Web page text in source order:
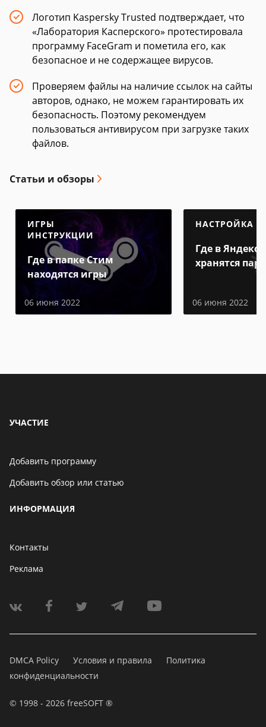
Логотип Kaspersky Trusted подтверждает, что
«Лаборатория Касперского» протестировала
программу FaceGram и пометила его, как
безопасное и не содержащее вирусов.
Проверяем файлы на наличие ссылок на сайты
авторов, однако, не можем гарантировать их
безопасность. Поэтому рекомендуем
пользоваться антивирусом при загрузке таких
файлов.
Статьи и обзоры
ИГРЫ
ИНСТРУКЦИИ
Где в папке Стим
находятся игры
06 июня 2022
НАСТРОЙКА
Где в Яндекс
хранятся
06 июня 2022
УЧАСТИЕ
Добавить программу
Добавить обзор или статью
ИНФОРМАЦИЯ
Контакты
Реклама
DMCA Policy Условия и правила
Политика
конфиденциальности
© 1998 - 2026 freeSOFT ®